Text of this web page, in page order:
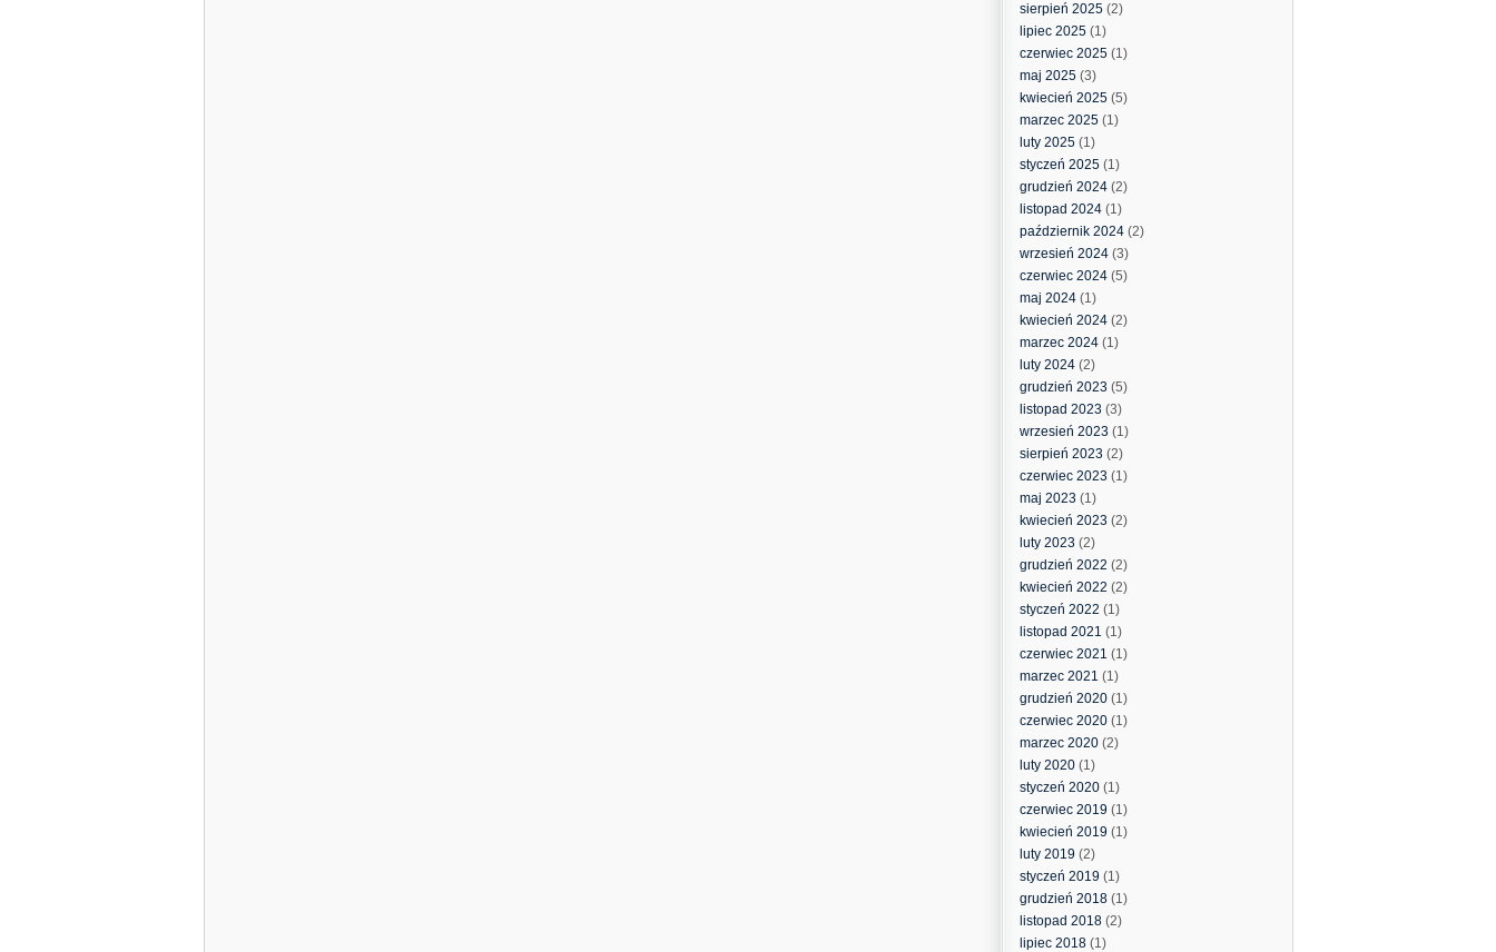
sierpień 2025(2)
lipiec 2025(1)
czerwiec 2025(1)
maj 2025(3)
kwiecień 2025(5)
marzec 2025(1)
luty 2025(1)
styczeń 2025(1)
grudzień 2024(2)
listopad 2024(1)
październik 2024(2)
wrzesień 2024(3)
czerwiec 2024(5)
maj 2024(1)
kwiecień 2024(2)
marzec 2024(1)
luty 2024(2)
grudzień 2023(5)
listopad 2023(3)
wrzesień 2023(1)
sierpień 2023(2)
czerwiec 2023(1)
maj 2023(1)
kwiecień 2023(2)
luty 2023(2)
grudzień 2022 (2)
kwiecień 2022 (2)
styczeń 2022 (1)
listopad 2021 (1)
czerwiec 2021 (1)
marzec 2021 (1)
grudzień 2020(1)
czerwiec 2020(1)
marzec 2020(2)
luty 2020(1)
styczeń 2020(1)
czerwiec 2019(1)
kwiecień 2019(1)
luty 2019(2)
styczeń 2019(1)
grudzień 2018(1)
listopad 2018(2)
lipiec 2018(1)